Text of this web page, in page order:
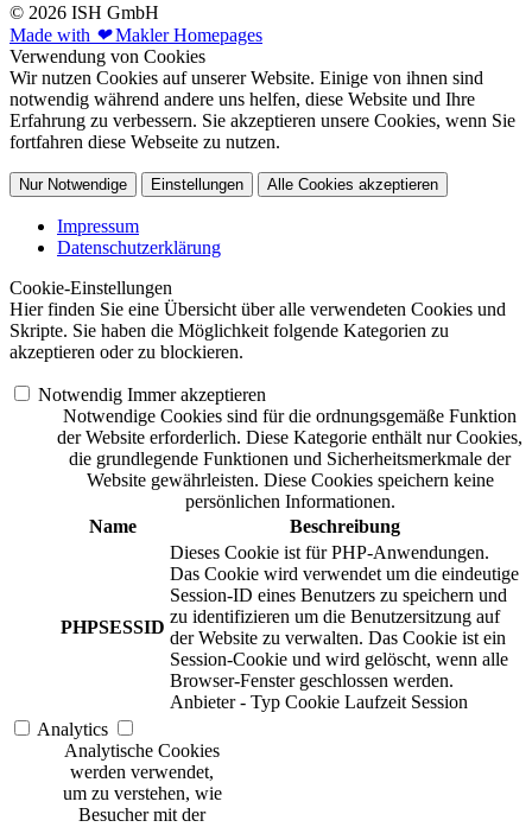
© 2026 ISH GmbH
Made with ❤Makler Homepages
Verwendung von Cookies
Wir nutzen Cookies auf unserer Website. Einige von ihnen sind
notwendig während andere uns helfen, diese Website und Ihre
Erfahrung zu verbessern. Sie akzeptieren unsere Cookies, wenn Sie
fortfahren diese Webseite zu nutzen.
Nur Notwendige Einstellungen Alle Cookies akzeptieren
Impressum
Datenschutzerklärung
Cookie-Einstellungen
Hier finden Sie eine Übersicht über alle verwendeten Cookies und
Skripte. Sie haben die Möglichkeit folgende Kategorien zu
akzeptieren oder zu blockieren.
Notwendig Immer akzeptieren
Notwendige Cookies sind für die ordnungsgemäße Funktion
der Website erforderlich. Diese Kategorie enthält nur Cookies,
die grundlegende Funktionen und Sicherheitsmerkmale der
Website gewährleisten. Diese Cookies speichern keine
persönlichen Informationen.
Name
Beschreibung
PHPSESSID
Dieses Cookie ist für PHP-Anwendungen.
Das Cookie wird verwendet um die eindeutige
Session-ID eines Benutzers zu speichern und
zu identifizieren um die Benutzersitzung auf
der Website zu verwalten. Das Cookie ist ein
Session-Cookie und wird gelöscht, wenn alle
Browser-Fenster geschlossen werden.
Anbieter - Typ Cookie Laufzeit Session
Analytics
Analytische Cookies
werden verwendet,
um zu verstehen, wie
Besucher mit der